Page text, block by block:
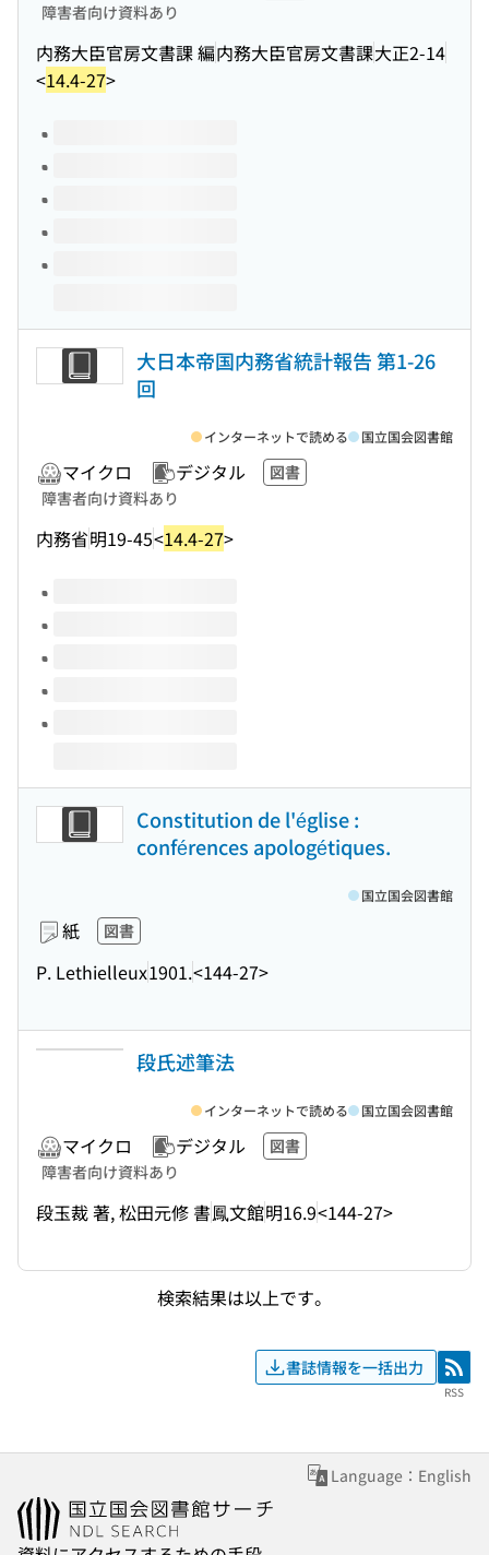
障害者向け資料あり
内務大臣官房文書課 編内務大臣官房文書課大正2-14
<14.4-27>
このタイトルの巻号
大日本帝国内務省統計報告 第1-26
回
マイクロ デジタル
図書
障害者向け資料あり
内務省明19-45<14.4-27>
インターネットで読める 国立国会図書館
このタイトルの巻号
Constitution de l'église :
conférences apologétiques.
紙 図書
P. Lethielleux1901.<144-27>
国立国会図書館
段氏述筆法
マイクロ デジタル
図書
障害者向け資料あり
段玉裁 著, 松田元修 書鳳文館明16.9<144-27>
インターネットで読める 国立国会図書館
検索結果は以上です。
書誌情報を一括出力 RSS
RSS
Language：English